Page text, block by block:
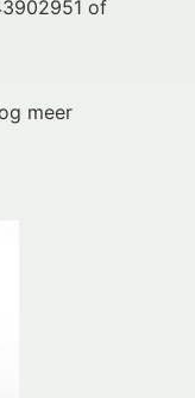
of
meer